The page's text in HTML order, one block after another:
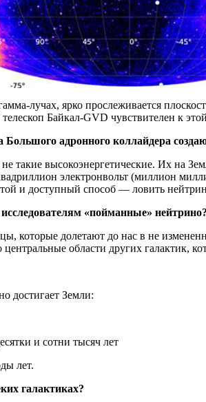
лучах, ярко прослеживается
Байкал-GVD чувствителен к этой
Большого адронного коллайдера
не такие высокоэнергетические. Их на
электронвольт (миллион
и доступный способ — ловить
«пойманные» нейтрино?
которые долетают до нас в не
центральные области других галактик,
достигает Земли:
и сотни тысяч лет
лет.
галактиках?